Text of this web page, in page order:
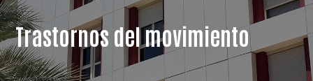
Trastornos del movimiento